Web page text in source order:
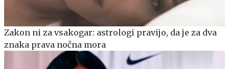
Zakon ni za vsakogar: astrologi pravijo, da je za dva
znaka prava nočna mora